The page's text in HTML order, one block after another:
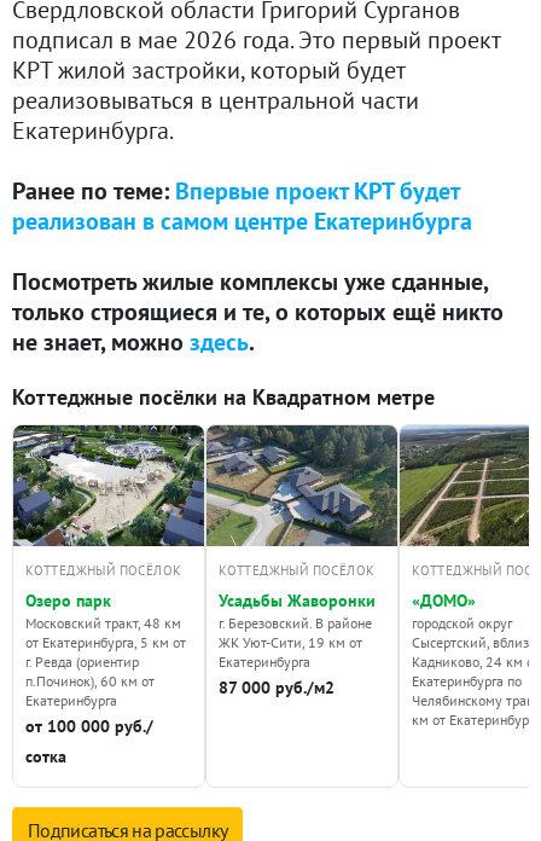
Свердловской области Григорий Сурганов
подписал в мае 2026 года. Это первый проект
КРТ жилой застройки, который будет
реализовываться в центральной части
Екатеринбурга.
Ранее по теме: Впервые проект КРТ будет
реализован в самом центре Екатеринбурга
Посмотреть жилые комплексы уже сданные,
только строящиеся и те, о которых ещё никто
не знает, можно здесь.
Коттеджные посёлки на Квадратном метре
КОТТЕДЖНЫЙ ПОСЁЛОК
Озеро парк
Московский тракт, 48 км
от Екатеринбурга, 5 км от
г. Ревда (ориентир
п.Починок), 60 км от
Екатеринбурга
от 100 000 руб./
сотка
КОТТЕДЖНЫЙ ПОСЁЛОК
Усадьбы Жаворонки
г. Березовский. В районе
ЖК Уют-Сити, 19 км от
Екатеринбурга
87 000 руб./м2
КОТТЕДЖНЫЙ
«ДОМО»
городской округ
Сысертский, вблизи
Кадниково, 24 км от
Екатеринбурга по
Челябинскому
км от Екатеринбурга
Подписаться на рассылку